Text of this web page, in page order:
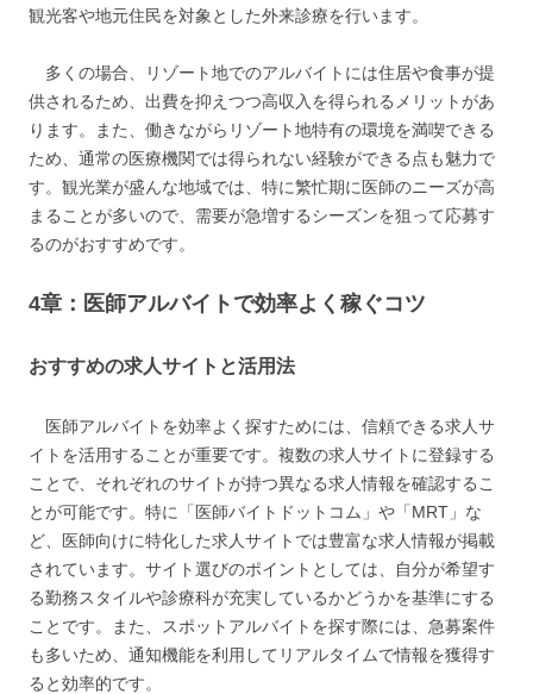
観光客や地元住民を対象とした外来診療を行います。
多くの場合、リゾート地でのアルバイトには住居や食事が提
供されるため、出費を抑えつつ高収入を得られるメリットがあ
ります。また、働きながらリゾート地特有の環境を満喫できる
ため、通常の医療機関では得られない経験ができる点も魅力で
す。観光業が盛んな地域では、特に繁忙期に医師のニーズが高
まることが多いので、需要が急増するシーズンを狙って応募す
るのがおすすめです。
4章：医師アルバイトで効率よく稼ぐコツ
おすすめの求人サイトと活用法
医師アルバイトを効率よく探すためには、信頼できる求人サ
イトを活用することが重要です。複数の求人サイトに登録する
ことで、それぞれのサイトが持つ異なる求人情報を確認するこ
とが可能です。特に「医師バイトドットコム」や「MRT」な
ど、医師向けに特化した求人サイトでは豊富な求人情報が掲載
されています。サイト選びのポイントとしては、自分が希望す
る勤務スタイルや診療科が充実しているかどうかを基準にする
ことです。また、スポットアルバイトを探す際には、急募案件
も多いため、通知機能を利用してリアルタイムで情報を獲得す
ると効率的です。